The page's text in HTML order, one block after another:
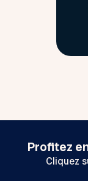
Profitez
Cliquez